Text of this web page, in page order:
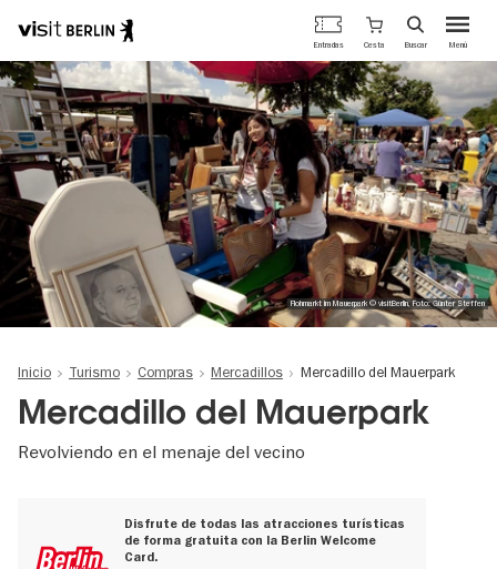
Pasar
al
contenido
principal
Portal
oficial
de
turismo
de
Berlín
Menú
Entradas Cesta Buscar
Flohmarkt im Mauerpark © visitBerlin, Foto: Günter Steffen
Inicio Turismo Compras Mercadillos Mercadillo del Mauerpark
Mercadillo del Mauerpark
Revolviendo en el menaje del vecino
Disfrute de todas las atracciones turísticas
de forma gratuita con la Berlin Welcome
Card.